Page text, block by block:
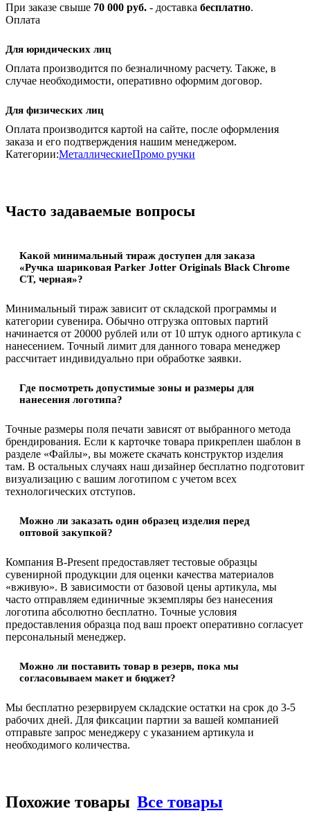
При заказе свыше 70 000 руб. - доставка бесплатно.
Оплата
Для юридических лиц
Оплата производится по безналичному расчету. Также, в
случае необходимости, оперативно оформим договор.
Для физических лиц
Оплата производится картой на сайте, после оформления
заказа и его подтверждения нашим менеджером.
Категории:МеталлическиеПромо ручки
Часто задаваемые вопросы
Какой минимальный тираж доступен для заказа
«Ручка шариковая Parker Jotter Originals Black Chrome
CT, черная»?
Минимальный тираж зависит от складской программы и
категории сувенира. Обычно отгрузка оптовых партий
начинается от 20000 рублей или от 10 штук одного артикула с
нанесением. Точный лимит для данного товара менеджер
рассчитает индивидуально при обработке заявки.
Где посмотреть допустимые зоны и размеры для
нанесения логотипа?
Точные размеры поля печати зависят от выбранного метода
брендирования. Если к карточке товара прикреплен шаблон в
разделе «Файлы», вы можете скачать конструктор изделия
там. В остальных случаях наш дизайнер бесплатно подготовит
визуализацию с вашим логотипом с учетом всех
технологических отступов.
Можно ли заказать один образец изделия перед
оптовой закупкой?
Компания B-Present предоставляет тестовые образцы
сувенирной продукции для оценки качества материалов
«вживую». В зависимости от базовой цены артикула, мы
часто отправляем единичные экземпляры без нанесения
логотипа абсолютно бесплатно. Точные условия
предоставления образца под ваш проект оперативно согласует
персональный менеджер.
Можно ли поставить товар в резерв, пока мы
согласовываем макет и бюджет?
Мы бесплатно резервируем складские остатки на срок до 3-5
рабочих дней. Для фиксации партии за вашей компанией
отправьте запрос менеджеру с указанием артикула и
необходимого количества.
Похожие товары Все товары